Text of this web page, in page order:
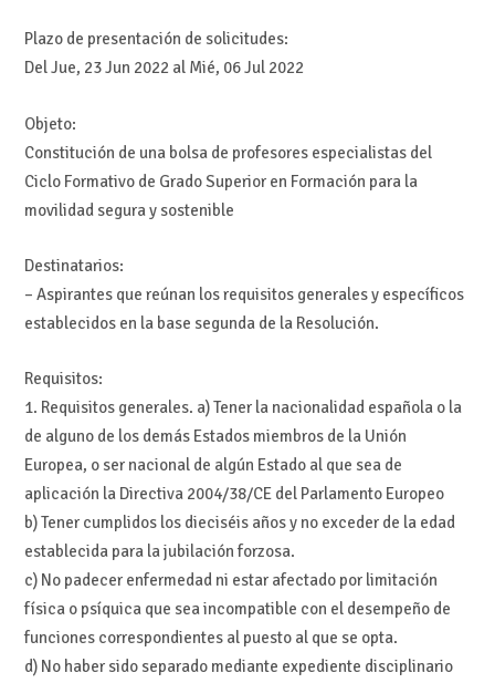
Plazo de presentación de solicitudes:
DelJue, 23 Jun 2022 al Mié, 06 Jul 2022
Objeto:
Constitución de una bolsa de profesores especialistas del
Ciclo Formativo de Grado Superior en Formación para la
movilidad segura y sostenible
Destinatarios:
– Aspirantes que reúnan los requisitos generales y específicos
establecidos en la base segunda de la Resolución.
Requisitos:
1. Requisitos generales. a) Tener la nacionalidad española o la
de alguno de los demás Estados miembros de la Unión
Europea, o ser nacional de algún Estado al que sea de
aplicación la Directiva 2004/38/CE del Parlamento Europeo
b) Tener cumplidos los dieciséis años y no exceder de la edad
establecida para la jubilación forzosa.
c) No padecer enfermedad ni estar afectado por limitación
física o psíquica que sea incompatible con el desempeño de
funciones correspondientes al puesto al que se opta.
d) No haber sido separado mediante expediente disciplinario